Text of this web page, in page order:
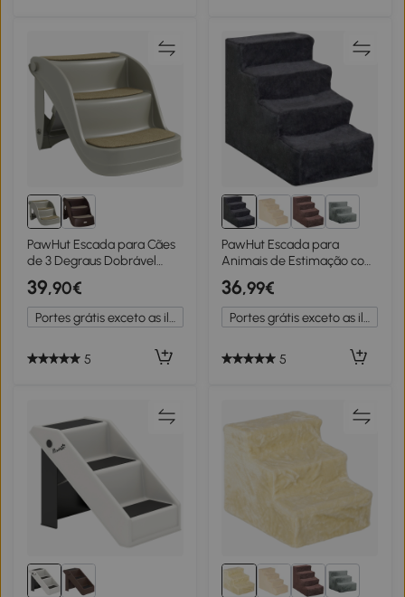
PawHut Escada para Cães
de 3 Degraus Dobrável
Escada para Animais de
Estimação com Tapetes
Antiderrapantes 49x38x38
cm Cinzento
39,90€
5
2+
PawHut Escada para
Animais de Estimação com
4 Degraus Capa Removível
e Lavável Escada para
Cães Gatos 60x35x44 cm
Cinza Escuro
36,99€
5